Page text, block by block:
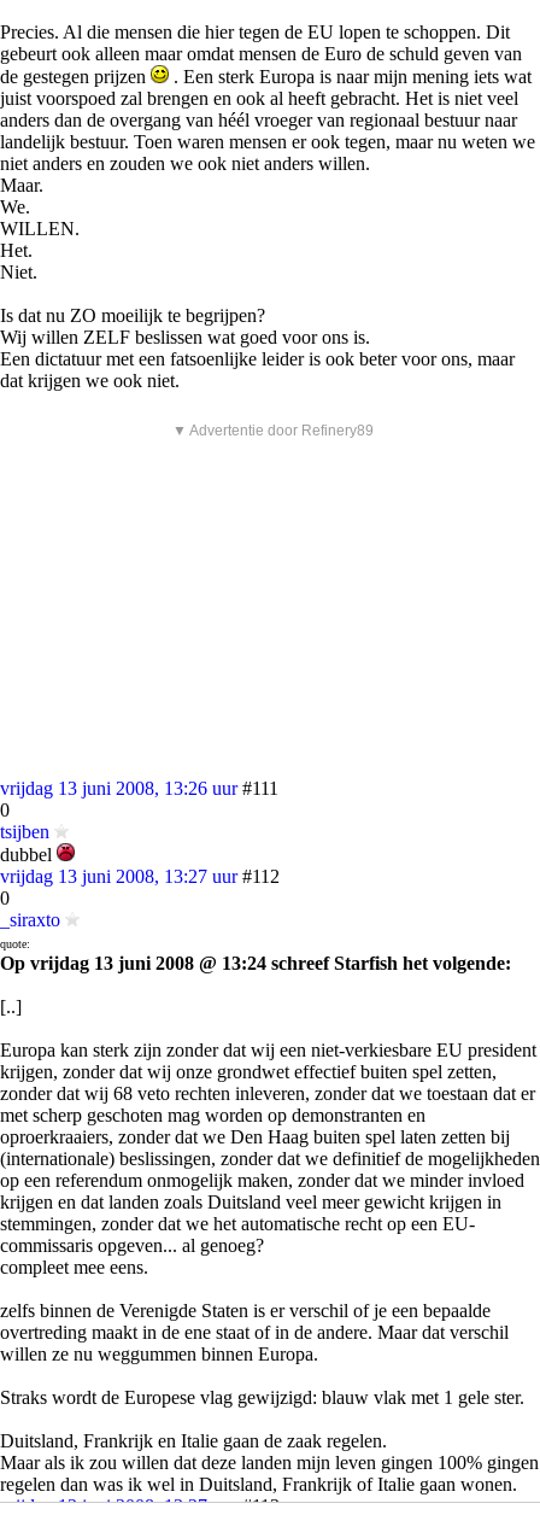
Precies. Al die mensen die hier tegen de EU lopen te schoppen. Dit
gebeurt ook alleen maar omdat mensen de Euro de schuld geven van
de gestegen prijzen
. Een sterk Europa is naar mijn mening iets wat
juist voorspoed zal brengen en ook al heeft gebracht. Het is niet veel
anders dan de overgang van héél vroeger van regionaal bestuur naar
landelijk bestuur. Toen waren mensen er ook tegen, maar nu weten we
niet anders en zouden we ook niet anders willen.
Maar.
We.
WILLEN.
Het.
Niet.
Is dat nu ZO moeilijk te begrijpen?
Wij willen ZELF beslissen wat goed voor ons is.
Een dictatuur met een fatsoenlijke leider is ook beter voor ons, maar
dat krijgen we ook niet.
▼ Advertentie door Refinery89
vrijdag 13 juni 2008, 13:26 uur #111
0
tsijben
dubbel
vrijdag 13 juni 2008, 13:27 uur #112
0
_siraxto
quote:
Op vrijdag 13 juni 2008 @ 13:24 schreef Starfish het volgende:
[..]
Europa kan sterk zijn zonder dat wij een niet-verkiesbare EU president
krijgen, zonder dat wij onze grondwet effectief buiten spel zetten,
zonder dat wij 68 veto rechten inleveren, zonder dat we toestaan dat er
met scherp geschoten mag worden op demonstranten en
oproerkraaiers, zonder dat we Den Haag buiten spel laten zetten bij
(internationale) beslissingen, zonder dat we definitief de mogelijkheden
op een referendum onmogelijk maken, zonder dat we minder invloed
krijgen en dat landen zoals Duitsland veel meer gewicht krijgen in
stemmingen, zonder dat we het automatische recht op een EU-
commissaris opgeven... al genoeg?
compleet mee eens.
zelfs binnen de Verenigde Staten is er verschil of je een bepaalde
overtreding maakt in de ene staat of in de andere. Maar dat verschil
willen ze nu weggummen binnen Europa.
Straks wordt de Europese vlag gewijzigd: blauw vlak met 1 gele ster.
Duitsland, Frankrijk en Italie gaan de zaak regelen.
Maar als ik zou willen dat deze landen mijn leven gingen 100% gingen
regelen dan was ik wel in Duitsland, Frankrijk of Italie gaan wonen.
vrijdag 13 juni 2008, 13:27 uur #113